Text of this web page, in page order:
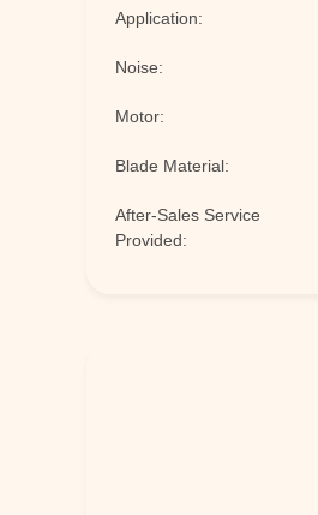
Application:
Noise:
Motor:
Blade Material:
After-Sales Service
Provided: